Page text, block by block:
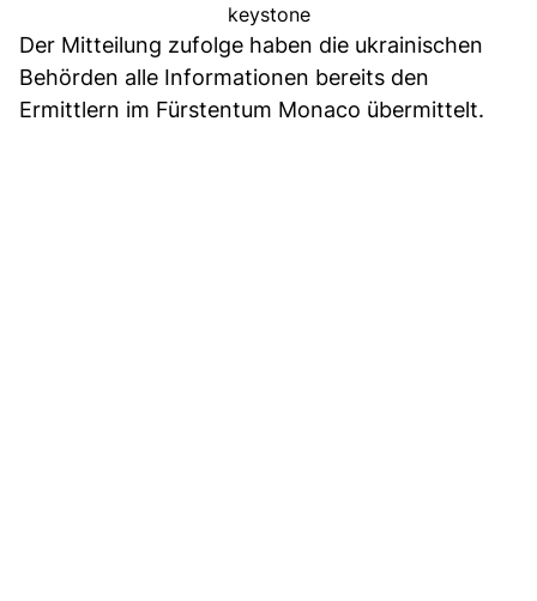
keystone
Der Mitteilung zufolge haben die ukrainischen
Behörden alle Informationen bereits den
Ermittlern im Fürstentum Monaco übermittelt.